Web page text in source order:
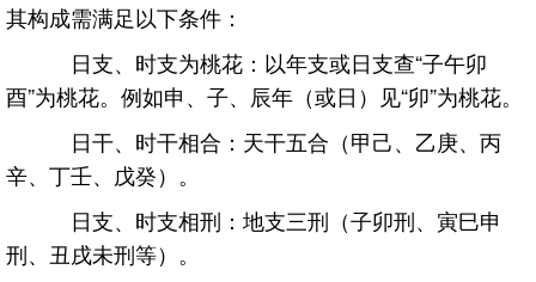
其构成需满足以下条件：
日支、时支为桃花：以年支或日支查“子午卯
酉”为桃花。例如申、子、辰年（或日）见“卯”为桃花。
日干、时干相合：天干五合（甲己、乙庚、丙
辛、丁壬、戊癸）。
日支、时支相刑：地支三刑（子卯刑、寅巳申
刑、丑戌未刑等）。